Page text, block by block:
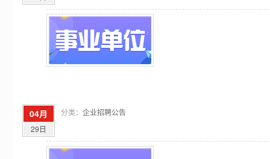
04月
29日
分类： 企业招聘公告